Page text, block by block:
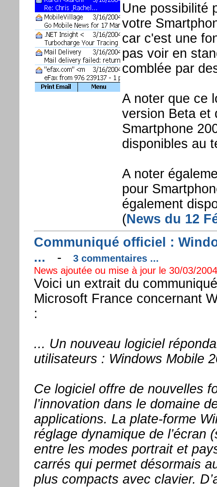
Une possibilité
votre
car c'est une
pas voir en
comblée par
A noter que ce
version Beta et
Smartphone
disponibles au
A noter
pour
également
(News du 12
Communiqué officiel :
... -
3 commentaires ...
News ajoutée ou mise à jour le 30/03/
Voici un extrait du
Microsoft France concernant
:
... Un nouveau logiciel
utilisateurs : Windows Mobile
Ce logiciel offre de nouvelles
l’innovation dans le domaine
applications. La plate-forme
réglage dynamique de l’écran
entre les modes portrait et
carrés qui permet désormais
plus compacts avec clavier.